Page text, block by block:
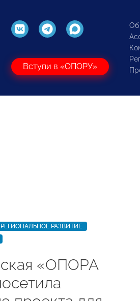
Вступи в «ОПОРУ»
РЕГИОНАЛЬНОЕ РАЗВИТИЕ
«ОПОРА